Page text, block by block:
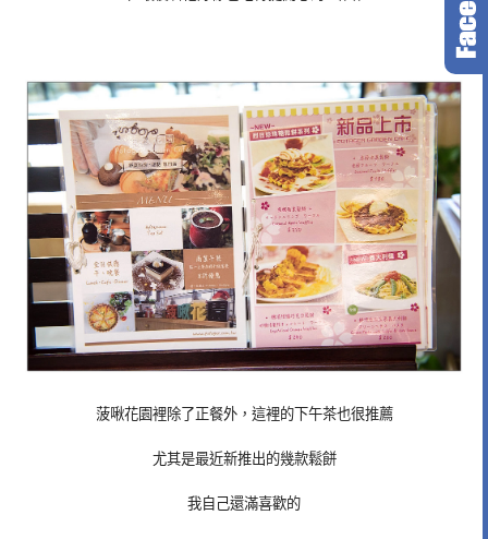
菠啾花園裡除了正餐外，這裡的下午茶也很推薦
尤其是最近新推出的幾款鬆餅
我自己還滿喜歡的